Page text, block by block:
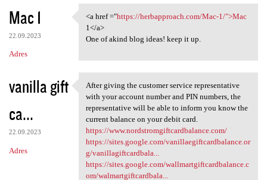
K
o
m
e
t
a
r
z
Mac 1
22.09.2023
Adres
<a href ="https:/
<a href ="https://herbapproach.com/Mac-1/">Mac
1</a>
One of akind blog ideas! keep it up.
vanilla gift
ca...
22.09.2023
Adres
After giving the customer
After giving the customer service representative
with your account number and PIN numbers, the
representative will be able to inform you know the
current balance on your debit card.
https://www.nordstromgiftcardbalance.com/
https://sites.google.com/vanillaegiftcardbalance.or
g/vanillagiftcardbala...
https://sites.google.com/wallmartgiftcardbalance.c
om/walmartgiftcardbala...